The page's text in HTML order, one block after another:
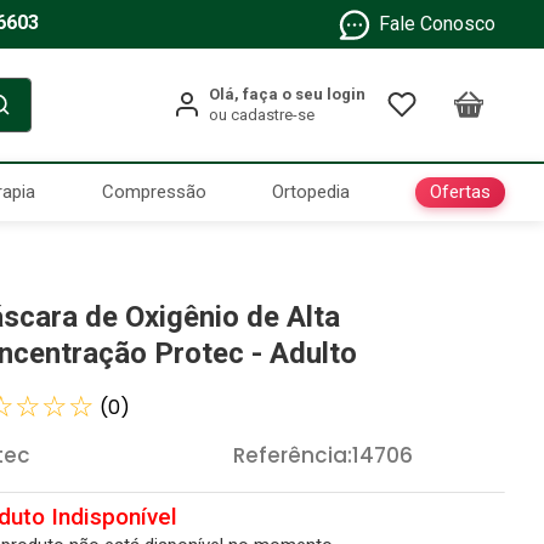
Fale Conosco
Compressão Ortopedia Ofertas
de Oxigênio de Alta
Protec - Adulto
☆☆☆ (0)
Referência:14706